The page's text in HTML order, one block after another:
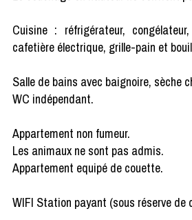
Cuisine : réfrigérateur,
cafetière électrique, grille-pain et
Salle de bains avec baignoire, sèche
WC indépendant.
Appartement non fumeur.
Les animaux ne sont pas admis.
Appartement equipé de couette.
WIFI Station payant (sous réserve de